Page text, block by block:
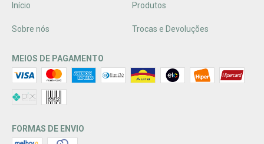
Início Produtos
Sobre nós Trocas e Devoluções
MEIOS DE PAGAMENTO
FORMAS DE ENVIO